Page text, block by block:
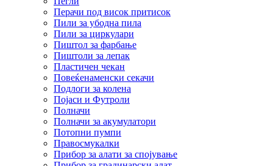
Перачи под висок притисок
Пили за убодна пила
Пили за циркулари
Пиштол за фарбање
Пиштоли за лепак
Пластичен чекан
Повеќенаменски секачи
Подлоги за колена
Појаси и Футроли
Полначи
Полначи за акумулатори
Потопни пумпи
Правосмукалки
Прибор за алати за спојување